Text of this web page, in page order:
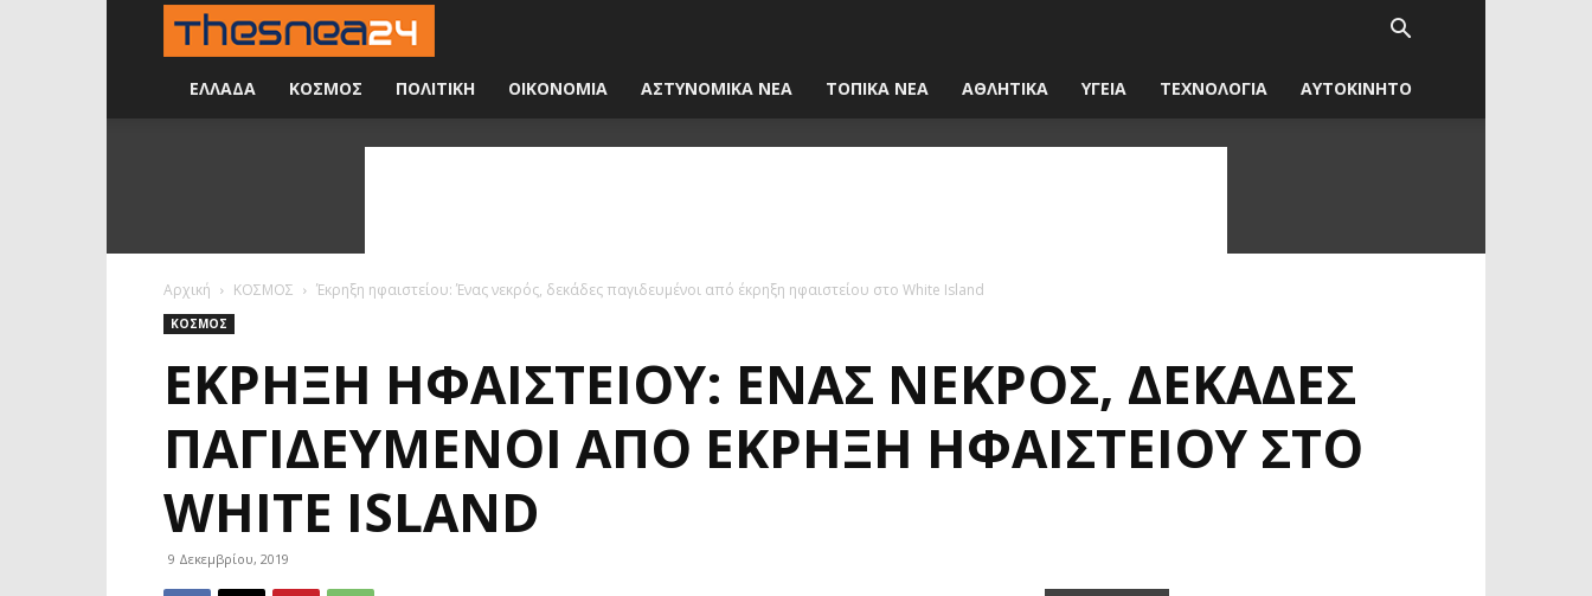
24
ώρες
ΕΛΛΑΔΑ ΚΟΣΜΟΣ ΠΟΛΙΤΙΚΗ ΟΙΚΟΝΟΜΙΑ ΑΣΤΥΝΟΜΙΚΑ ΝΕΑ ΤΟΠΙΚΑ ΝΕΑ ΑΘΛΗΤΙΚΑ ΥΓΕΙΑ ΤΕΧΝΟΛΟΓΙΑ ΑΥΤΟΚΙΝΗΤΟ
Αρχική ΚΟΣΜΟΣ Έκρηξη ηφαιστείου: Ένας νεκρός, δεκάδες παγιδευμένοι από έκρηξη ηφαιστείου στο White Island
ΚΟΣΜΟΣ
ΈΚΡΗΞΗ ΗΦΑΙΣΤΕΊΟΥ: ΈΝΑΣ ΝΕΚΡΌΣ, ΔΕΚΆΔΕΣ
ΠΑΓΙΔΕΥΜΈΝΟΙ ΑΠΌ ΈΚΡΗΞΗ ΗΦΑΙΣΤΕΊΟΥ ΣΤΟ
WHITE ISLAND
9 Δεκεμβρίου, 2019